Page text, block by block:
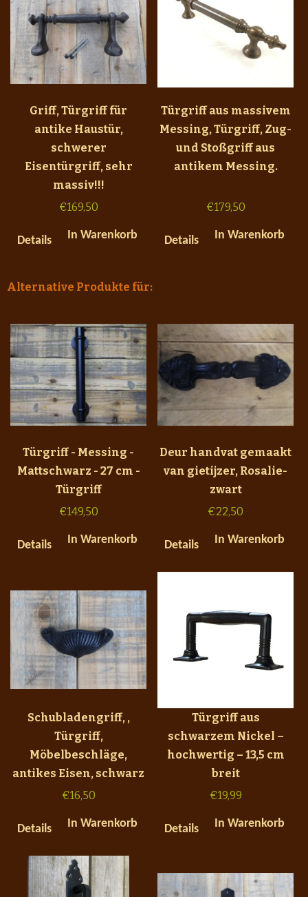
Griff, Türgriff für
antike Haustür,
schwerer
Eisentürgriff, sehr
massiv!!!
€169,50
Details In Warenkorb
Türgriff aus massivem
Messing, Türgriff, Zug-
und Stoßgriff aus
antikem Messing.
€179,50
Details In Warenkorb
Alternative Produkte für:
Türgriff - Messing -
Mattschwarz - 27 cm -
Türgriff
€149,50
Details In Warenkorb
Deur handvat gemaakt
van gietijzer, Rosalie-
zwart
€22,50
Details In Warenkorb
Schubladengriff, ,
Türgriff,
Möbelbeschläge,
antikes Eisen, schwarz
€16,50
Details In Warenkorb
Türgriff aus
schwarzem Nickel –
hochwertig – 13,5 cm
breit
€19,99
Details In Warenkorb